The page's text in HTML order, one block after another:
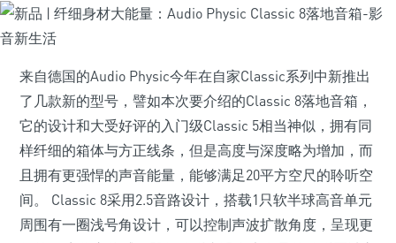
来自德国的Audio Physic今年在自家Classic系列中新推出
了几款新的型号，譬如本次要介绍的Classic 8落地音箱，
它的设计和大受好评的入门级Classic 5相当神似，拥有同
样纤细的箱体与方正线条，但是高度与深度略为增加，而
且拥有更强悍的声音能量，能够满足20平方空尺的聆听空
间。 Classic 8采用2.5音路设计，搭载1只软半球高音单元
周围有一圈浅号角设计，可以控制声波扩散角度，呈现更